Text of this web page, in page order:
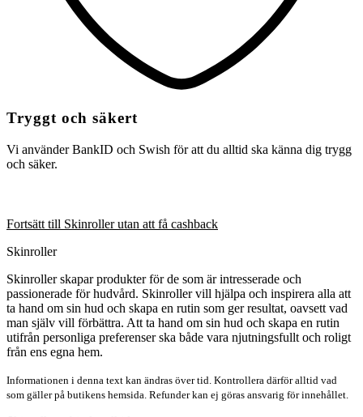
Tryggt och säkert
Vi använder BankID och Swish för att du alltid ska känna dig trygg
och säker.
Fortsätt till Skinroller utan att få cashback
Skinroller
Skinroller skapar produkter för de som är intresserade och
passionerade för hudvård. Skinroller vill hjälpa och inspirera alla att
ta hand om sin hud och skapa en rutin som ger resultat, oavsett vad
man själv vill förbättra. Att ta hand om sin hud och skapa en rutin
utifrån personliga preferenser ska både vara njutningsfullt och roligt
från ens egna hem.
Informationen i denna text kan ändras över tid. Kontrollera därför alltid vad
som gäller på butikens hemsida. Refunder kan ej göras ansvarig för innehållet.